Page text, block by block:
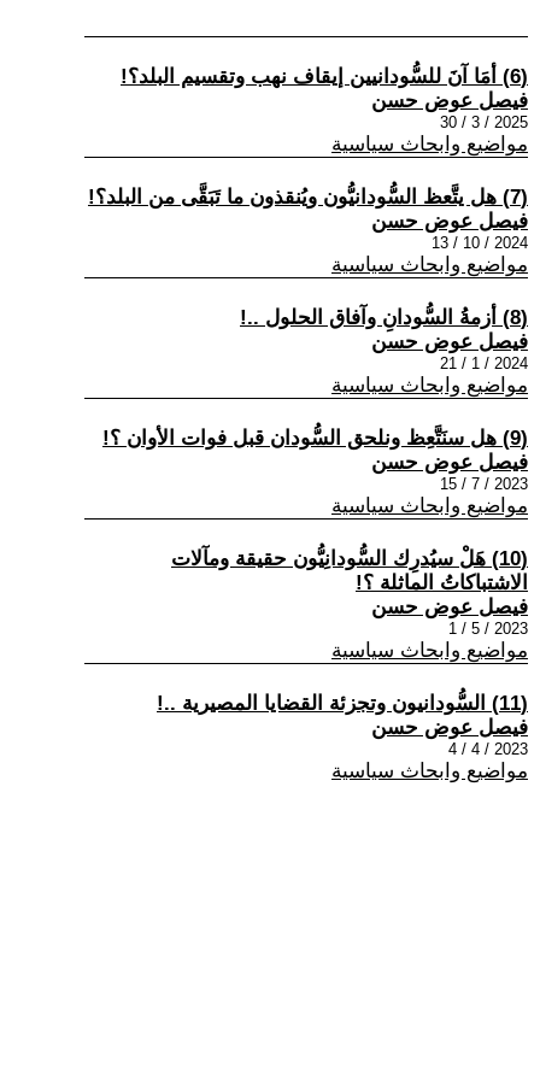
(6) أمَا آنَ للسُّودانيين إيقاف نهب وتقسيم البلد؟!
فيصل عوض حسن
2025 / 3 / 30
مواضيع وابحاث سياسية
(7) هل يتَّعظ السُّودانيُّون ويُنقذون ما تَبَقَّى من البلد؟!
فيصل عوض حسن
2024 / 10 / 13
مواضيع وابحاث سياسية
(8) أزمةُ السُّودانِ وآفاق الحلول ..!
فيصل عوض حسن
2024 / 1 / 21
مواضيع وابحاث سياسية
(9) هل سنَتَّعِظ ونلحق السُّودان قبل فوات الأوان ؟!
فيصل عوض حسن
2023 / 7 / 15
مواضيع وابحاث سياسية
(10) هَلْ سيُدرِك السُّودانِيُّون حقيقة ومآلات
الاشتباكاتُ الماثلة ؟!
فيصل عوض حسن
2023 / 5 / 1
مواضيع وابحاث سياسية
(11) السُّودانيون وتجزئة القضايا المصيرية ..!
فيصل عوض حسن
2023 / 4 / 4
مواضيع وابحاث سياسية